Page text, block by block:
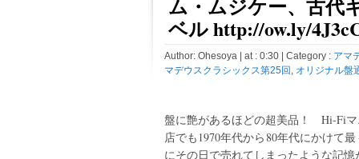
ム・ムジケー、古
ベル http://ow.ly/
Author: Ohesoya| at : 0:30 | Category : アマ
マデウスクラシックス第25回 , オリジナル盤
盤に艶があるほどの超美品！ Hi-Fiマ
店でも1970年代から80年代にかけて
にその日で売れてしまったような記